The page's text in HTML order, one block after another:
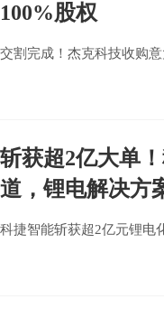
100%股权
交割完成！杰克科技收购
斩获超2亿大单
道，锂电解决方
科捷智能斩获超2亿元锂电